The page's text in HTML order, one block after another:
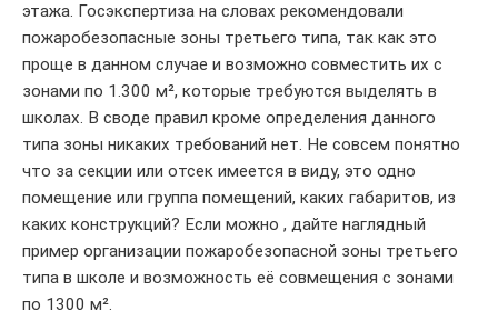
этажа. Госэкспертиза на словах рекомендовали
пожаробезопасные зоны третьего типа, так как это
проще в данном случае и возможно совместить их с
зонами по 1.300 м², которые требуются выделять в
школах. В своде правил кроме определения данного
типа зоны никаких требований нет. Не совсем понятно
что за секции или отсек имеется в виду, это одно
помещение или группа помещений, каких габаритов, из
каких конструкций? Если можно , дайте наглядный
пример организации пожаробезопасной зоны третьего
типа в школе и возможность её совмещения с зонами
по 1300 м².